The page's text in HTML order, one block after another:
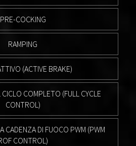
PRE-COCKING
RAMPING
(ACTIVE BRAKE)
COMPLETO (FULL CYCLE
CONTROL)
CADENZA DI FUOCO PWM (PWM
CONTROL)